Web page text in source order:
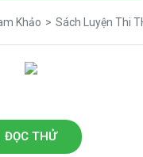
Khảo Sách Luyện Thi
ĐỌC THỬ